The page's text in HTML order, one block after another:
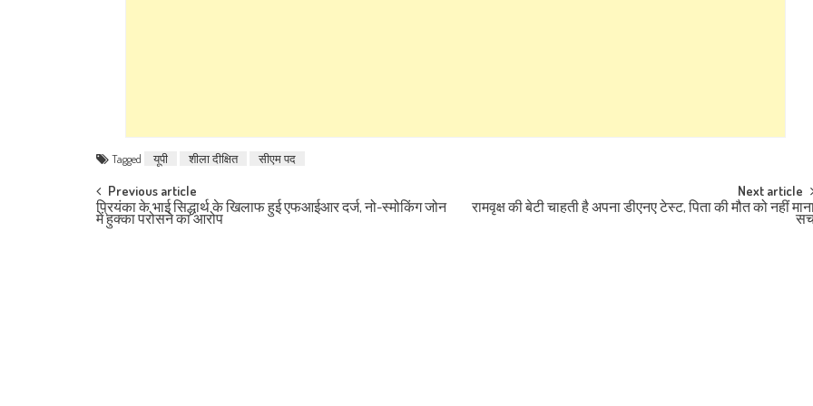
Tagged यूपी शीला दीक्षित सीएम पद
Post navigation
Previous article
प्रियंका के भाई सिद्धार्थ के खिलाफ हुई एफआईआर दर्ज, नो-स्मोकिंग जोन
में हुक्का परोसने का आरोप
Next article
रामवृक्ष की बेटी चाहती है अपना डीएनए टेस्ट, पिता की मौत को नहीं